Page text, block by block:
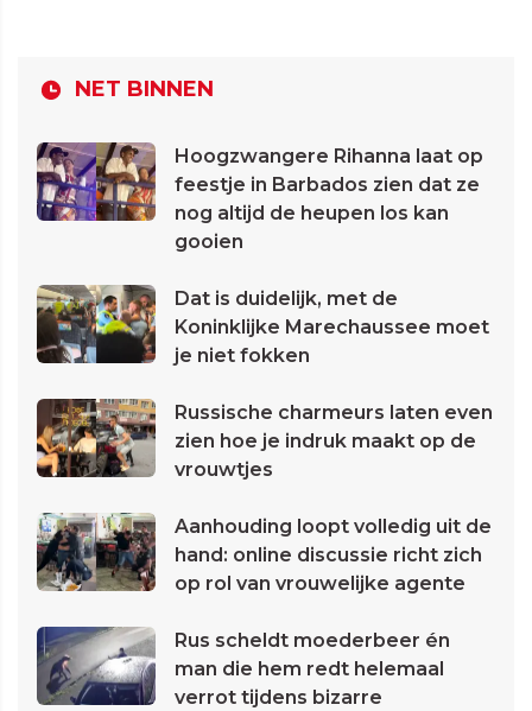
NET BINNEN
Hoogzwangere Rihanna laat op
feestje in Barbados zien dat ze
nog altijd de heupen los kan
gooien
Dat is duidelijk, met de
Koninklijke Marechaussee moet
je niet fokken
Russische charmeurs laten even
zien hoe je indruk maakt op de
vrouwtjes
Aanhouding loopt volledig uit de
hand: online discussie richt zich
op rol van vrouwelijke agente
Rus scheldt moederbeer én
man die hem redt helemaal
verrot tijdens bizarre